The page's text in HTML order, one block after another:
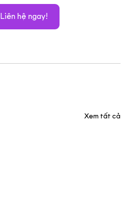
Liên hệ ngay!
Xem tất cả